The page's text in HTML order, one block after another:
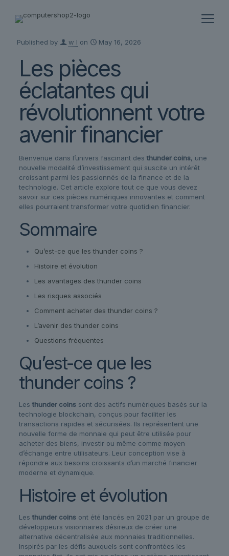
Published by w l on May 16, 2026
Les pièces
éclatantes qui
révolutionnent votre
avenir financier
Bienvenue dans l’univers fascinant des thunder coins, une
nouvelle modalité d’investissement qui suscite un intérêt
croissant parmi les passionnés de la finance et de la
technologie. Cet article explore tout ce que vous devez
savoir sur ces pièces numériques innovantes et comment
elles pourraient transformer votre quotidien financier.
Sommaire
Qu’est-ce que les thunder coins ?
Histoire et évolution
Les avantages des thunder coins
Les risques associés
Comment acheter des thunder coins ?
L’avenir des thunder coins
Questions fréquentes
Qu’est-ce que les
thunder coins ?
Les thunder coinssont des actifs numériques basés sur la
technologie blockchain, conçus pour faciliter les
transactions rapides et sécurisées. Ils représentent une
nouvelle forme de monnaie qui peut être utilisée pour
acheter des biens, investir ou même comme moyen
d’échange entre utilisateurs. Leur conception vise à
répondre aux besoins croissants d’un marché financier
moderne et dynamique.
Histoire et évolution
Les thunder coinsont été lancés en 2021 par un groupe de
développeurs visionnaires désireux de créer une
alternative décentralisée aux monnaies traditionnelles.
Inspirés par les défis auxquels sont confrontées les